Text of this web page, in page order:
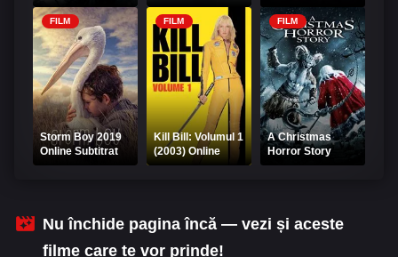
Online Subtitrat
HD
FILM
Storm Boy 2019
Online Subtitrat
FILM
Kill Bill: Volumul 1
(2003) Online
Subtitrat
FILM
A Christmas
Horror Story
2015 Online
Nu închide pagina încă — vezi și aceste
filme care te vor prinde!